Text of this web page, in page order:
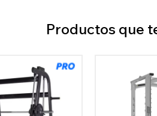
Productos que